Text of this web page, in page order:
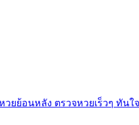
ยย้อนหลัง ตรวจหวยเร็วๆ ทันใจ